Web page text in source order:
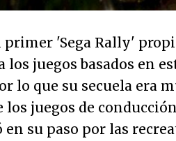
'Sega Rally'
los juegos basados en
lo que su secuela era
los juegos de
en su paso por las